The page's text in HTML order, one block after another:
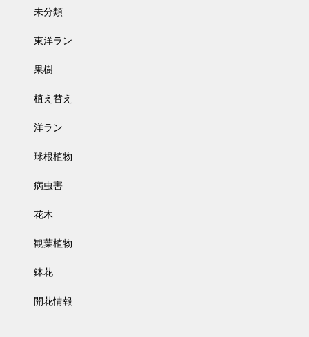
未分類
東洋ラン
果樹
植え替え
洋ラン
球根植物
病虫害
花木
観葉植物
鉢花
開花情報